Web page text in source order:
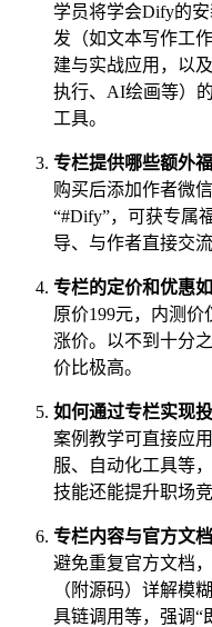
学员将学会Dify的
发（如文本写作工
建与实战应用，以
执行、AI绘画等）
工具。
专栏提供哪些额外福
购买后添加作者微
“#Dify”，可获专属
导、与作者直接交
专栏的定价和优惠如
原价199元，内测价
涨价。以不到十分
价比极高。
如何通过专栏实现投
案例教学可直接应
服、自动化工具等
技能还能提升职场
专栏内容与官方文
避免重复官方文档
（附源码）详解模
具链调用等，强调“